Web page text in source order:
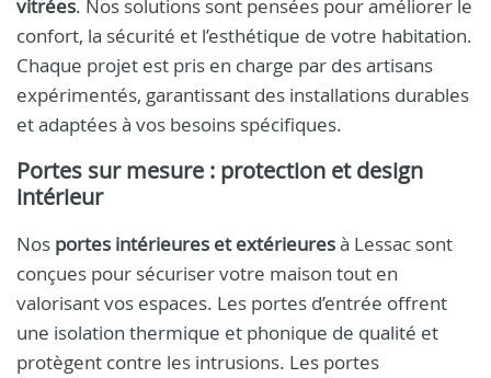
vitrées. Nos solutions sont pensées pour améliorer le
confort, la sécurité et l’esthétique de votre habitation.
Chaque projet est pris en charge par des artisans
expérimentés, garantissant des installations durables
et adaptées à vos besoins spécifiques.
Portes sur mesure : protection et design
intérieur
Nos portes intérieures et extérieuresà Lessac sont
conçues pour sécuriser votre maison tout en
valorisant vos espaces. Les portes d’entrée offrent
une isolation thermique et phonique de qualité et
protègent contre les intrusions. Les portes